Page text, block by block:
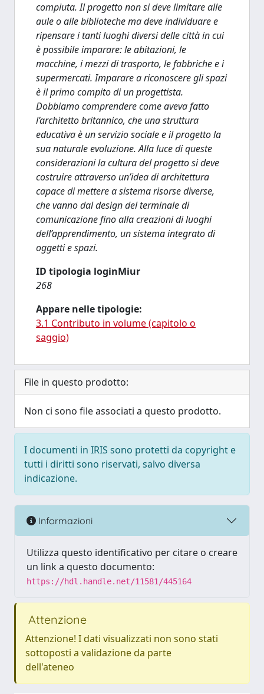
compiuta. Il progetto non si deve limitare alle
aule o alle biblioteche ma deve individuare e
ripensare i tanti luoghi diversi delle città in cui
è possibile imparare: le abitazioni, le
macchine, i mezzi di trasporto, le fabbriche e i
supermercati. Imparare a riconoscere gli spazi
è il primo compito di un progettista.
Dobbiamo comprendere come aveva fatto
l’architetto britannico, che una struttura
educativa è un servizio sociale e il progetto la
sua naturale evoluzione. Alla luce di queste
considerazioni la cultura del progetto si deve
costruire attraverso un’idea di architettura
capace di mettere a sistema risorse diverse,
che vanno dal design del terminale di
comunicazione fino alla creazioni di luoghi
dell’apprendimento, un sistema integrato di
oggetti e spazi.
ID tipologia loginMiur
268
Appare nelle tipologie:
3.1 Contributo in volume (capitolo o
saggio)
File in questo prodotto:
Non ci sono file associati a questo prodotto.
I documenti in IRIS sono protetti da copyright e
tutti i diritti sono riservati, salvo diversa
indicazione.
Informazioni
Utilizza questo identificativo per citare o creare
un link a questo documento:
https://hdl.handle.net/11581/445164
Attenzione
Attenzione! I dati visualizzati non sono stati
sottoposti a validazione da parte
dell'ateneo